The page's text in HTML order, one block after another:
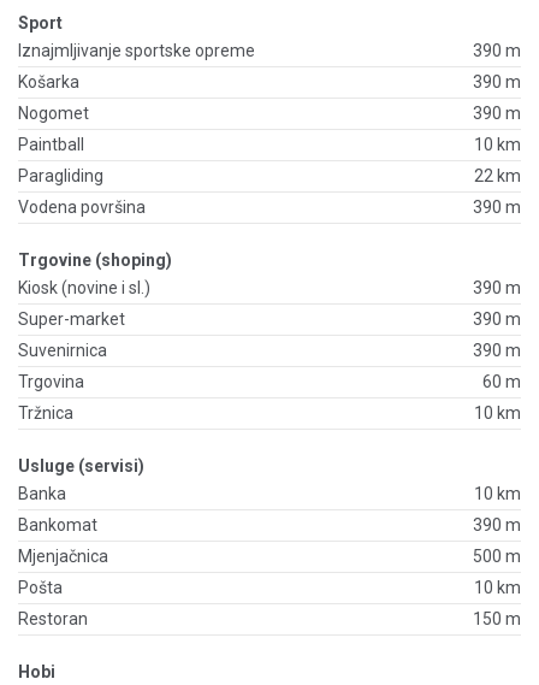
Sport
Iznajmljivanje sportske opreme
390 m
Košarka
390 m
Nogomet
390 m
Paintball
10 km
Paragliding
22 km
Vodena površina
390 m
Trgovine (shoping)
Kiosk (novine i sl.)
390 m
Super-market
390 m
Suvenirnica
390 m
Trgovina
60 m
Tržnica
10 km
Usluge (servisi)
Banka
10 km
Bankomat
390 m
Mjenjačnica
500 m
Pošta
10 km
Restoran
150 m
Hobi